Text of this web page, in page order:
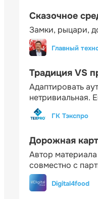
Сказочное
Замки, рыцари,
Главный
Традиция VS
Адаптировать
нетривиальная.
ГК Тэкспро
Дорожная
Автор
совместно с
Digital4food